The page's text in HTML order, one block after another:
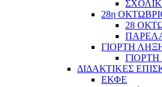
28η
28
ΓΙΟΡΤΗ
ΔΙΔΑΚΤΙΚΕΣ
ΕΚΦΕ